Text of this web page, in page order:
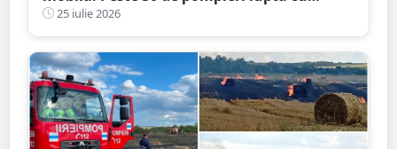
flăcările, județul vecin
25 iulie 2026